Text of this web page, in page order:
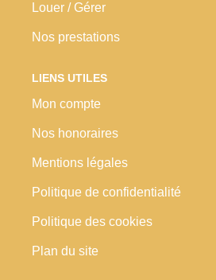
Louer / Gérer
Nos prestations
LIENS UTILES
Mon compte
Nos honoraires
Mentions légales
Politique de confidentialité
Politique des cookies
Plan du site